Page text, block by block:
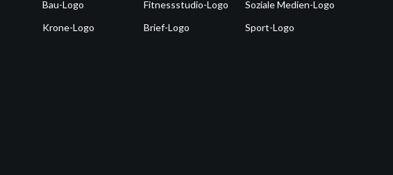
Bau-Logo
Krone-Logo
Fitnessstudio-Logo
Brief-Logo
Soziale Medien-Logo
Sport-Logo